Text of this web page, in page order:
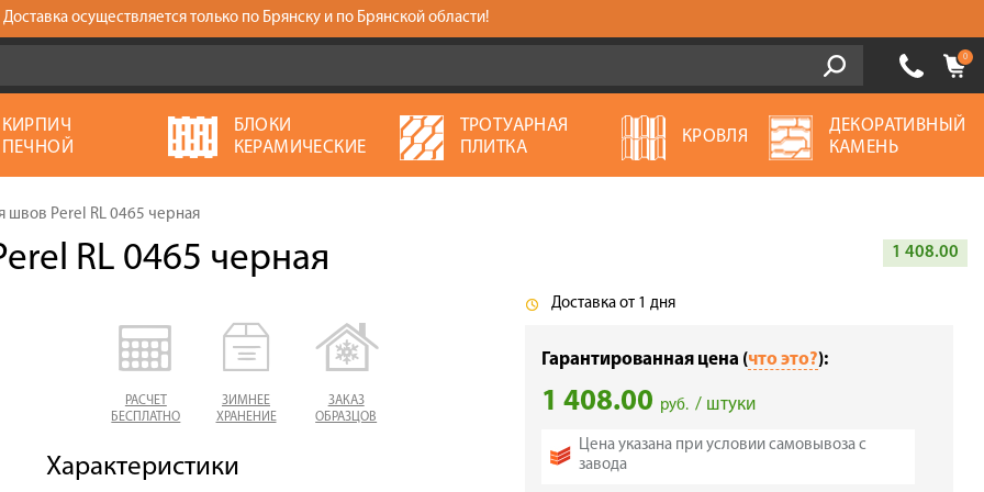
Доставка осуществляется только по Брянску и по Брянской области!
0
КИРПИЧ
ПЕЧНОЙ
БЛОКИ
КЕРАМИЧЕСКИЕ
ТРОТУАРНАЯ
ПЛИТКА
КРОВЛЯ
ДЕКОРАТИВНЫЙ
КАМЕНЬ
швов Perel RL 0465 черная
RL 0465 черная 1 408.00
РАСЧЕТ
БЕСПЛАТНО
ЗИМНЕЕ
ХРАНЕНИЕ
ЗАКАЗ
ОБРАЗЦОВ
Характеристики
Доставка от 1 дня
Гарантированная цена (что это?):
1 408.00 руб. / штуки
Цена указана при условии самовывоза с
завода